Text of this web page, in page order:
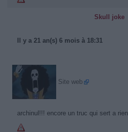
Skull joke
Il y a 21 an(s) 6 mois à 18:31
Site web
archinul!!! encore un truc qui sert a rien